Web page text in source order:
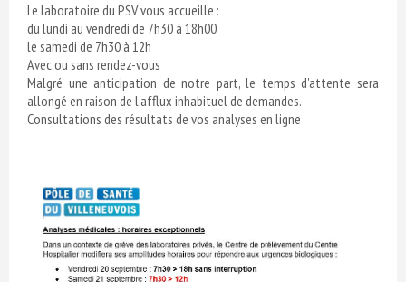
Le laboratoire du PSV vous accueille :
du lundi au vendredi de 7h30 à 18h00
le samedi de 7h30 à 12h
Avec ou sans rendez-vous
Malgré une anticipation de notre part, le temps d'attente sera
allongé en raison de l'afflux inhabituel de demandes.
Consultations des résultats de vos analyses en ligne